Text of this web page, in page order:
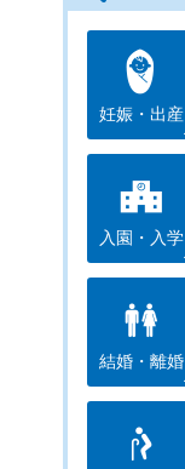
妊娠・出産
入園・入学
結婚・離婚